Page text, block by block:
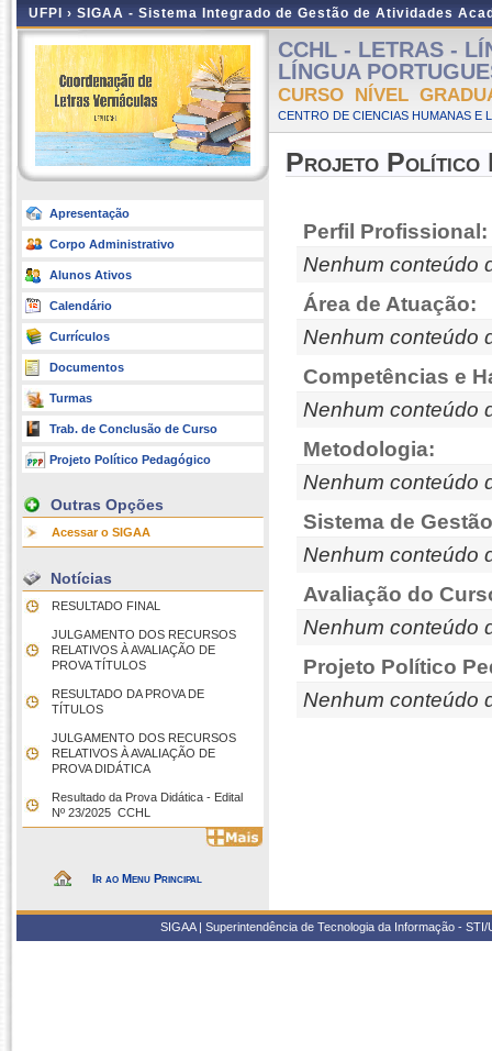
UFPI › SIGAA - Sistema Integrado de Gestão de Atividades
Apresentação
Corpo Administrativo
Alunos Ativos
Calendário
Currículos
Documentos
Turmas
Trab. de Conclusão de Curso
Projeto Político Pedagógico
Outras Opções
Acessar o SIGAA
Notícias
RESULTADO FINAL
JULGAMENTO DOS RECURSOS
RELATIVOS À AVALIAÇÃO DE
PROVA TÍTULOS
RESULTADO DA PROVA DE
TÍTULOS
JULGAMENTO DOS RECURSOS
RELATIVOS À AVALIAÇÃO DE
PROVA DIDÁTICA
Resultado da Prova Didática - Edital
Nº 23/2025  CCHL
Ir ao Menu Principal
CCHL - LETRAS -
LÍNGUA
CURSO NÍVEL
CENTRO DE CIENCIAS HUMANAS E
Projeto Político
Perfil Profissional:
Nenhum conteúdo
Área de Atuação:
Nenhum conteúdo
Competências e
Nenhum conteúdo
Metodologia:
Nenhum conteúdo
Sistema de
Nenhum conteúdo
Avaliação do
Nenhum conteúdo
Projeto Político
Nenhum conteúdo
SIGAA | Superintendência de Tecnologia da Informação -